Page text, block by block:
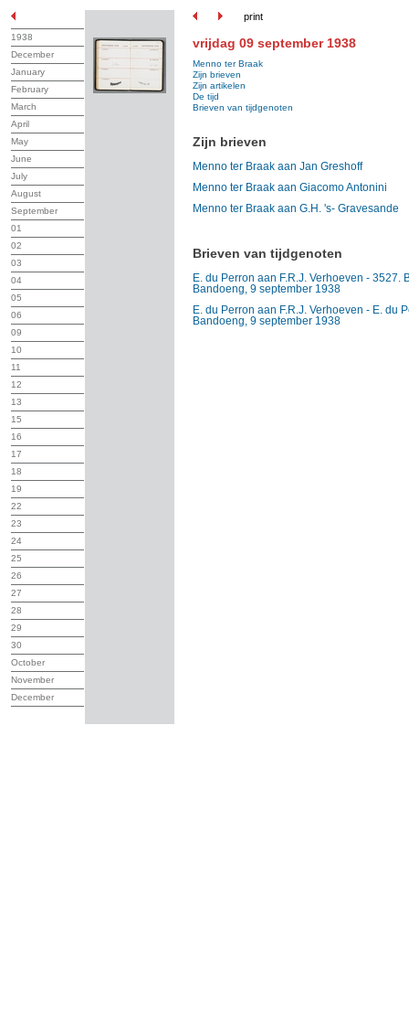
print
1938
December
January
February
March
April
May
June
July
August
September
01
02
03
04
05
06
09
10
11
12
13
15
16
17
18
19
22
23
24
25
26
27
28
29
30
October
November
December
vrijdag 09 september 1938
Menno ter Braak
Zijn brieven
Zijn artikelen
De tijd
Brieven van tijdgenoten
Zijn brieven
Menno ter Braak aan Jan Greshoff
Menno ter Braak aan Giacomo Antonini
Menno ter Braak aan G.H. 's- Gravesande
Brieven van tijdgenoten
E. du Perron aan F.R.J. Verhoeven - 3527.
Bandoeng, 9 september 1938
E. du Perron aan F.R.J. Verhoeven - E. du
Bandoeng, 9 september 1938